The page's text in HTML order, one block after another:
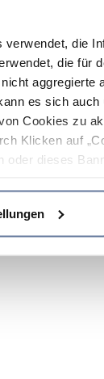
die
die für
aggregierte
es sich
Cookies zu
Klicken auf
dieses